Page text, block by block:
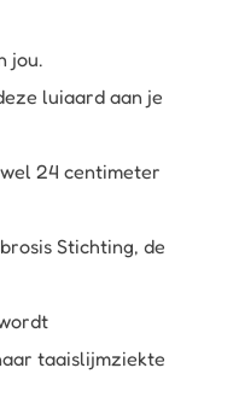
jou.
luiaard aan je
24 centimeter
Stichting, de
taaislijmziekte